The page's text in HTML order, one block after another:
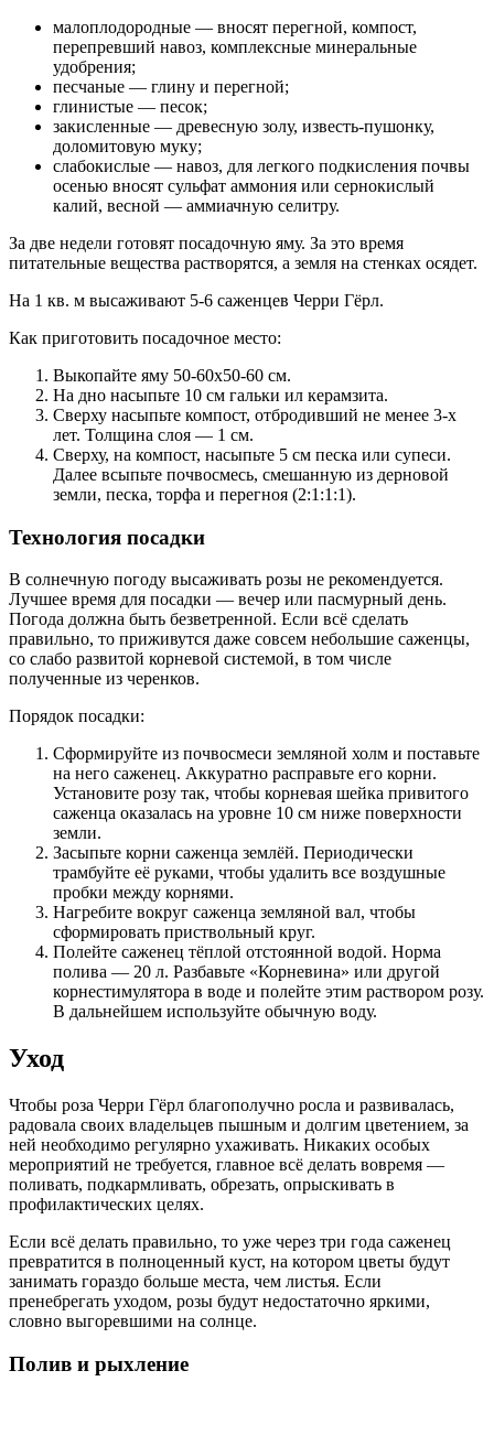
малоплодородные — вносят перегной, компост,
перепревший навоз, комплексные минеральные
удобрения;
песчаные — глину и перегной;
глинистые — песок;
закисленные — древесную золу, известь-пушонку,
доломитовую муку;
слабокислые — навоз, для легкого подкисления почвы
осенью вносят сульфат аммония или сернокислый
калий, весной ― аммиачную селитру.
За две недели готовят посадочную яму. За это время
питательные вещества растворятся, а земля на стенках осядет.
На 1 кв. м высаживают 5-6 саженцев Черри Гёрл.
Как приготовить посадочное место:
Выкопайте яму 50-60х50-60 см.
На дно насыпьте 10 см гальки ил керамзита.
Сверху насыпьте компост, отбродивший не менее 3-х
лет. Толщина слоя — 1 см.
Сверху, на компост, насыпьте 5 см песка или супеси.
Далее всыпьте почвосмесь, смешанную из дерновой
земли, песка, торфа и перегноя (2:1:1:1).
Технология посадки
В солнечную погоду высаживать розы не рекомендуется.
Лучшее время для посадки — вечер или пасмурный день.
Погода должна быть безветренной. Если всё сделать
правильно, то приживутся даже совсем небольшие саженцы,
со слабо развитой корневой системой, в том числе
полученные из черенков.
Порядок посадки:
Сформируйте из почвосмеси земляной холм и поставьте
на него саженец. Аккуратно расправьте его корни.
Установите розу так, чтобы корневая шейка привитого
саженца оказалась на уровне 10 см ниже поверхности
земли.
Засыпьте корни саженца землёй. Периодически
трамбуйте её руками, чтобы удалить все воздушные
пробки между корнями.
Нагребите вокруг саженца земляной вал, чтобы
сформировать приствольный круг.
Полейте саженец тёплой отстоянной водой. Норма
полива — 20 л. Разбавьте «Корневина» или другой
корнестимулятора в воде и полейте этим раствором розу.
В дальнейшем используйте обычную воду.
Уход
Чтобы роза Черри Гёрл благополучно росла и развивалась,
радовала своих владельцев пышным и долгим цветением, за
ней необходимо регулярно ухаживать. Никаких особых
мероприятий не требуется, главное всё делать вовремя —
поливать, подкармливать, обрезать, опрыскивать в
профилактических целях.
Если всё делать правильно, то уже через три года саженец
превратится в полноценный куст, на котором цветы будут
занимать гораздо больше места, чем листья. Если
пренебрегать уходом, розы будут недостаточно яркими,
словно выгоревшими на солнце.
Полив и рыхление